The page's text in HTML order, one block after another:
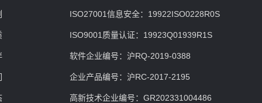
ISO27001信息安全：19922ISO0228R0S
ISO9001质量认证：19923Q01939R1S
软件企业编号：沪RQ-2019-0388
企业产品编号：沪RC-2017-2195
高新技术企业编号：GR202331004486